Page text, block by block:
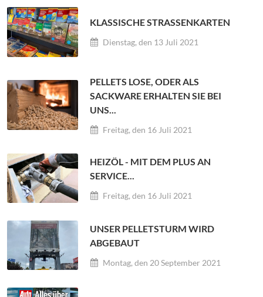
KLASSISCHE STRASSENKARTEN
Dienstag, den 13 Juli 2021
PELLETS LOSE, ODER ALS
SACKWARE ERHALTEN SIE BEI
UNS...
Freitag, den 16 Juli 2021
HEIZÖL - MIT DEM PLUS AN
SERVICE...
Freitag, den 16 Juli 2021
UNSER PELLETSTURM WIRD
ABGEBAUT
Montag, den 20 September 2021